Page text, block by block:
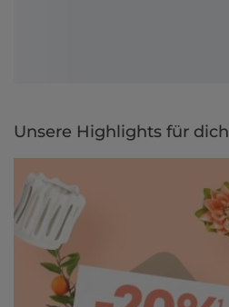
Unsere Highlights für dich